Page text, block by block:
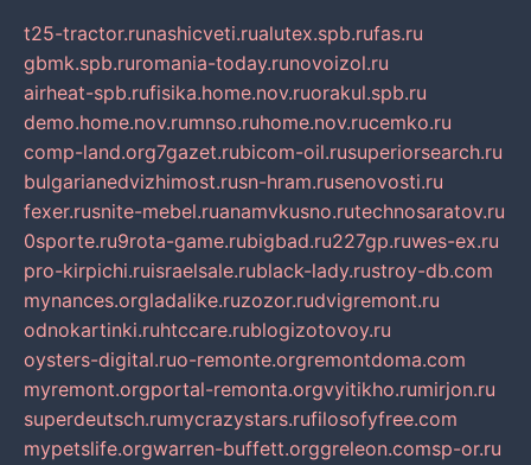
t25-tractor.runashicveti.rualutex.spb.rufas.ru
gbmk.spb.ruromania-today.runovoizol.ru
airheat-spb.rufisika.home.nov.ruorakul.spb.ru
demo.home.nov.rumnso.ruhome.nov.rucemko.ru
comp-land.org7gazet.rubicom-oil.rusuperiorsearch.ru
bulgarianedvizhimost.rusn-hram.rusenovosti.ru
fexer.rusnite-mebel.ruanamvkusno.rutechnosaratov.ru
0sporte.ru9rota-game.rubigbad.ru227gp.ruwes-ex.ru
pro-kirpichi.ruisraelsale.rublack-lady.rustroy-db.com
mynances.orgladalike.ruzozor.rudvigremont.ru
odnokartinki.ruhtccare.rublogizotovoy.ru
oysters-digital.ruo-remonte.orgremontdoma.com
myremont.orgportal-remonta.orgvyitikho.rumirjon.ru
superdeutsch.rumycrazystars.rufilosofyfree.com
mypetslife.orgwarren-buffett.orggreleon.comsp-or.ru